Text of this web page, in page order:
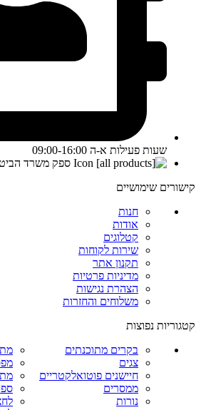
שעות פעילות א-ה 09:00-16:00
ספק משרד הביטחון
קישורים שימושיים
חנות
אודות
קטלוגים
שירות לקוחות
תקנון אתר
מדיניות פרטיות
הצהרת נגישות
משלוחים והחזרות
קטגוריות נפוצות
בקרים מתוכנתים
צגים
חיישנים פוטואלקטריים
ממסרים
נורות